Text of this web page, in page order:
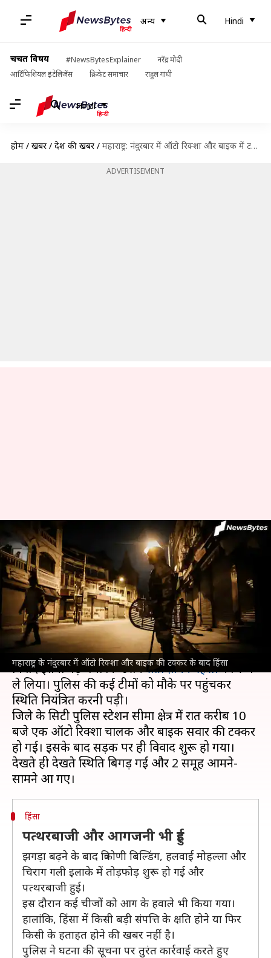
अन्य Hindi
चर्चित विषय #NewsBytesExplainer
नरेंद्र मोदी
आर्टिफिशियल इंटेलिजेंस
क्रिकेट समाचार राहुल गांधी
Hindi
होम / खबरें / देश की खबरें / महाराष्ट्र: नंदुरबार में ऑटो रिक्शा और बाइक में टक्कर के बाद 2 समुदायों में झड़प, पथराव-आगजनी
ADVERTISEMENT
महाराष्ट्र के नंदुरबार में ऑटो रिक्शा और बाइक की टक्कर के बाद हिंसा
महाराष्ट्र: नंदुरबार में ऑटो रिक्शा और
बाइक में टक्कर के बाद 2 समुदायों में
झड़प, पथराव-आगजनी
लेखन Jan 20, 2025 10:49 am
क्या है खबर?
महाराष्ट्रके नंदुरबार में रविवार रात को छोटी सी बात पर
विवाद इतना बढ़ गया कि उसनेसांप्रदायिक हिंसाका रूप
ले लिया। पुलिस की कई टीमों को मौके पर पहुंचकर
स्थिति नियंत्रित करनी पड़ी।
जिले के सिटी पुलिस स्टेशन सीमा क्षेत्र में रात करीब 10
बजे एक ऑटो रिक्शा चालक और बाइक सवार की टक्कर
हो गई। इसके बाद सड़क पर ही विवाद शुरू हो गया।
देखते ही देखते स्थिति बिगड़ गई और 2 समूह आमने-
हिंसा
पत्थरबाजी और आगजनी भी हुई
झगड़ा बढ़ने के बाद त्रिकोणी बिल्डिंग, हलवाई मोहल्ला और
चिराग गली इलाके में तोड़फोड़ शुरू हो गई और
पत्थरबाजी हुई।
इस दौरान कई चीजों को आग के हवाले भी किया गया।
हालांकि, हिंसा में किसी बड़ी संपत्ति के क्षति होने या फिर
किसी के हताहत होने की खबर नहीं है।
पुलिस ने घटना की सूचना पर तुरंत कार्रवाई करते हुए